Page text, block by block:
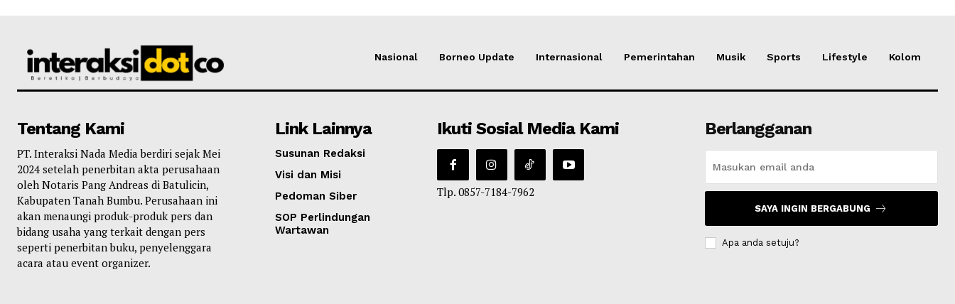
Nasional Borneo Update Internasional Pemerintahan Musik Sports Lifestyle Kolom
Tentang Kami
PT. Interaksi Nada Media berdiri sejak Mei
2024 setelah penerbitan akta perusahaan
oleh Notaris Pang Andreas di Batulicin,
Kabupaten Tanah Bumbu. Perusahaan ini
akan menaungi produk-produk pers dan
bidang usaha yang terkait dengan pers
seperti penerbitan buku, penyelenggara
acara atau event organizer.
Link Lainnya
Susunan Redaksi
Visi dan Misi
Pedoman Siber
SOP Perlindungan
Wartawan
Ikuti Sosial Media Kami
Tlp. 0857-7184-7962
Berlangganan
SAYA INGIN BERGABUNG
Apa anda setuju?